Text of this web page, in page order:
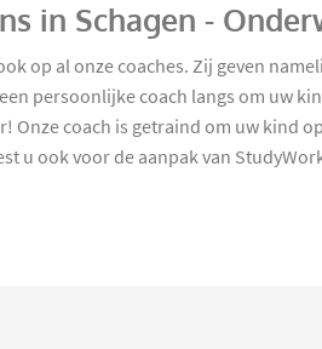
in Schagen -
op al onze coaches. Zij geven
persoonlijke coach langs om uw
coach is getraind om uw kind
u ook voor de aanpak van